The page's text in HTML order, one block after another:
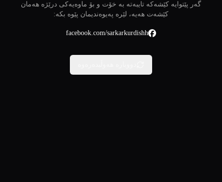
گەر پێتوایە کێشەکە تایبەتە بە خۆت و بۆ ماوەیەکی درێژە هەمان
کێشەت هەیە، لێرە پەیوەندیمان پێوە بکە:
facebook.com/sarkarkurdishh